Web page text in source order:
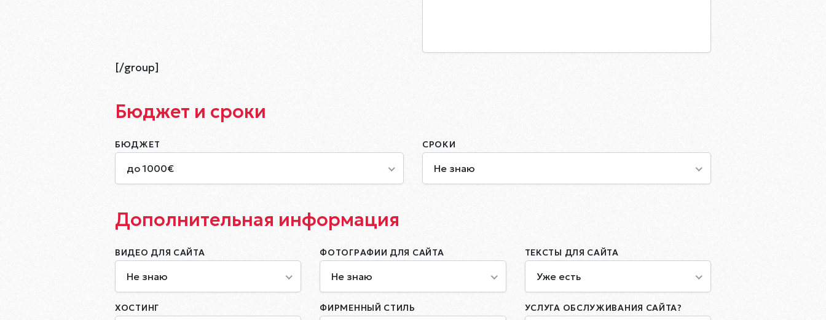
[/group]
Бюджет и сроки
БЮДЖЕТ
до 1000€
СРОКИ
Не знаю
Дополнительная информация
ВИДЕО ДЛЯ САЙТА
Не знаю
ФОТОГРАФИИ ДЛЯ САЙТА
Не знаю
ТЕКСТЫ ДЛЯ САЙТА
Уже есть
ХОСТИНГ ФИРМЕННЫЙ СТИЛЬ УСЛУГА ОБСЛУЖИВАНИЯ САЙТА?